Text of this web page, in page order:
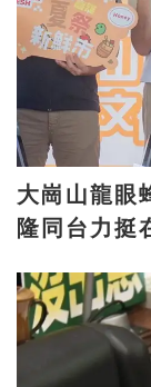
大崗山龍
隆同台力挺